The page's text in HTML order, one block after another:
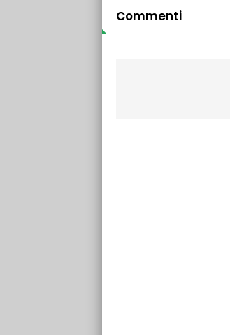
Commenti